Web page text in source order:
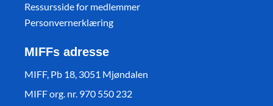
Ressursside for medlemmer
Personvernerklæring
MIFFs adresse
MIFF, Pb 18, 3051 Mjøndalen
MIFF org. nr. 970 550 232